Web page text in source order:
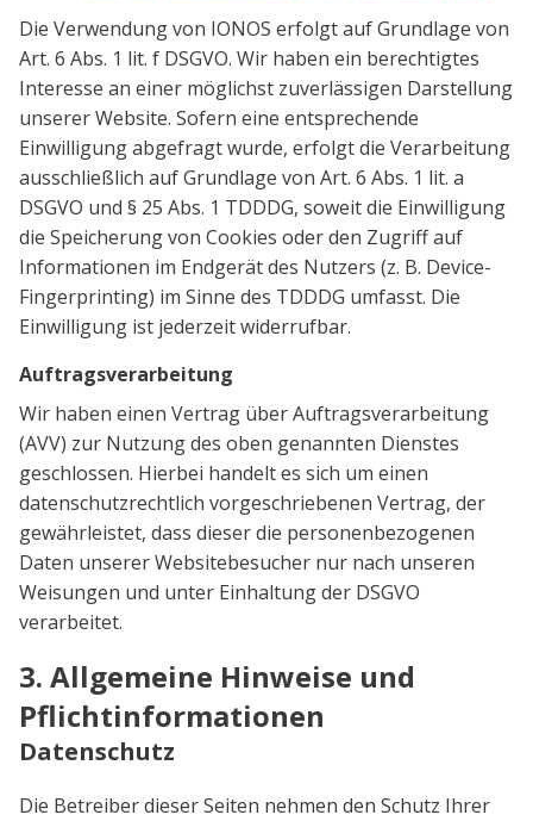
Die Verwendung von IONOS erfolgt auf Grundlage von
Art. 6 Abs. 1 lit. f DSGVO. Wir haben ein berechtigtes
Interesse an einer möglichst zuverlässigen Darstellung
unserer Website. Sofern eine entsprechende
Einwilligung abgefragt wurde, erfolgt die Verarbeitung
ausschließlich auf Grundlage von Art. 6 Abs. 1 lit. a
DSGVO und § 25 Abs. 1 TDDDG, soweit die Einwilligung
die Speicherung von Cookies oder den Zugriff auf
Informationen im Endgerät des Nutzers (z. B. Device-
Fingerprinting) im Sinne des TDDDG umfasst. Die
Einwilligung ist jederzeit widerrufbar.
Auftragsverarbeitung
Wir haben einen Vertrag über Auftragsverarbeitung
(AVV) zur Nutzung des oben genannten Dienstes
geschlossen. Hierbei handelt es sich um einen
datenschutzrechtlich vorgeschriebenen Vertrag, der
gewährleistet, dass dieser die personenbezogenen
Daten unserer Websitebesucher nur nach unseren
Weisungen und unter Einhaltung der DSGVO
verarbeitet.
3. Allgemeine Hinweise und
Pflichtinformationen
Datenschutz
Die Betreiber dieser Seiten nehmen den Schutz Ihrer